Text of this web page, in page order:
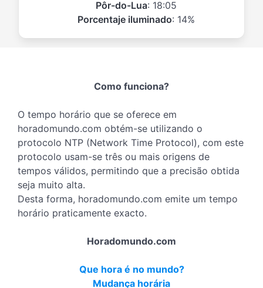
Pôr-do-Lua: 18:05
Porcentaje iluminado: 14%
Como funciona?
O tempo horário que se oferece em
horadomundo.com obtém-se utilizando o
protocolo NTP (Network Time Protocol), com este
protocolo usam-se três ou mais origens de
tempos válidos, permitindo que a precisão obtida
seja muito alta.
Desta forma, horadomundo.com emite um tempo
horário praticamente exacto.
Horadomundo.com
Que hora é no mundo?
Mudança horária